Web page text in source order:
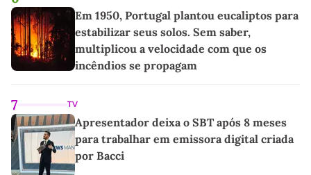
Em 1950, Portugal plantou eucaliptos para
estabilizar seus solos. Sem saber,
multiplicou a velocidade com que os
incêndios se propagam
7 TV
Apresentador deixa o SBT após 8 meses
para trabalhar em emissora digital criada
por Bacci